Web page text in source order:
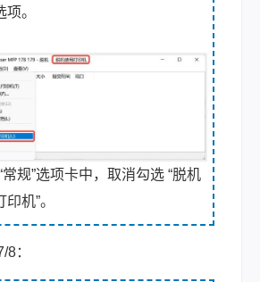
项。
常规”选项卡中，取消勾选 “脱机
机”。
：